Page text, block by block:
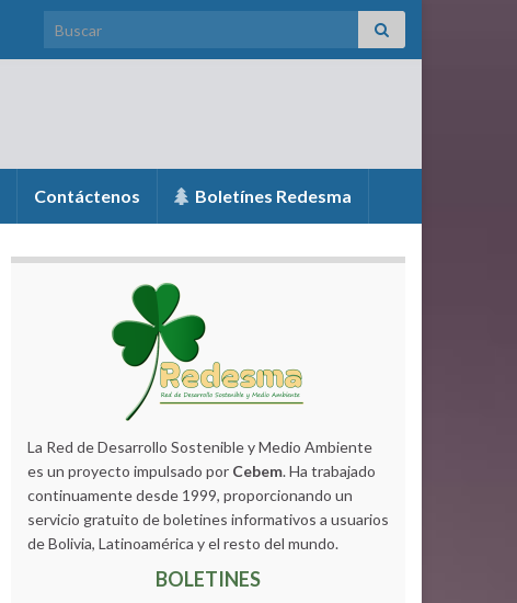
Search for:
Contáctenos Boletínes Redesma
La Red de Desarrollo Sostenible y Medio Ambiente
es un proyecto impulsado por Cebem. Ha trabajado
continuamente desde 1999, proporcionando un
servicio gratuito de boletines informativos a usuarios
de Bolivia, Latinoamérica y el resto del mundo.
BOLETINES